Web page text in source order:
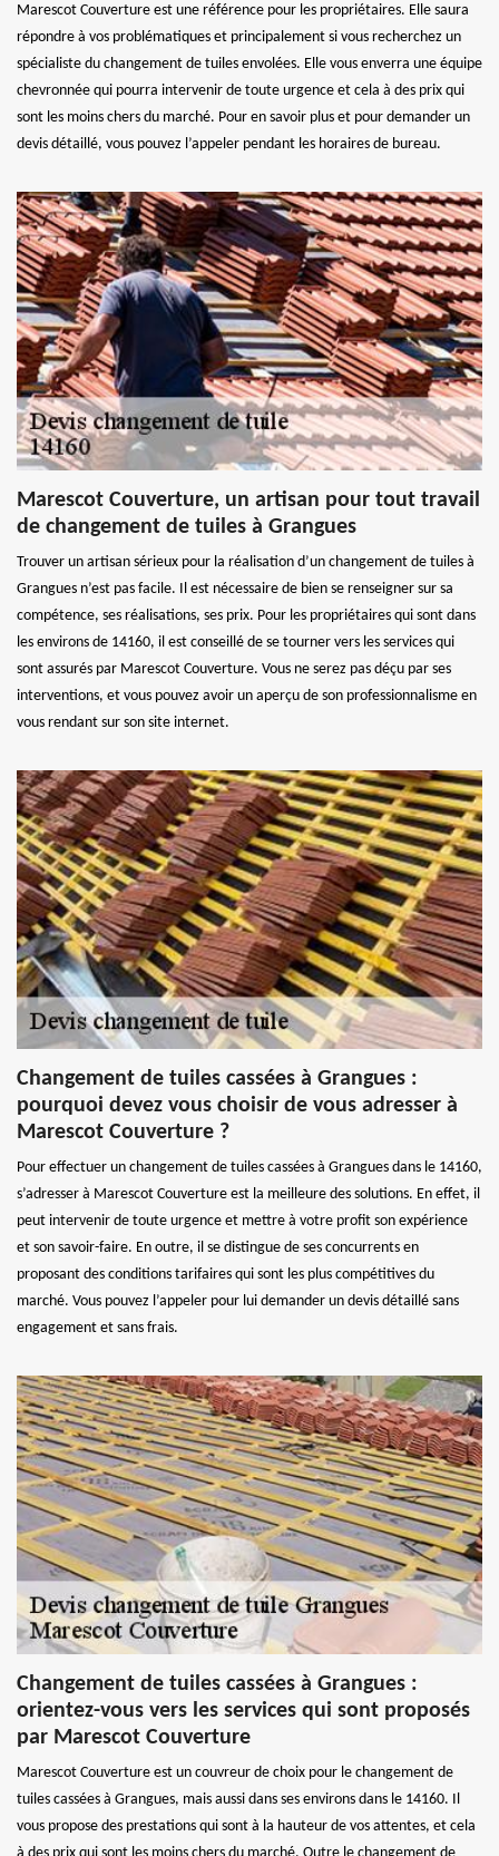
Marescot Couverture est une référence pour les propriétaires. Elle saura
répondre à vos problématiques et principalement si vous recherchez un
spécialiste du changement de tuiles envolées. Elle vous enverra une équipe
chevronnée qui pourra intervenir de toute urgence et cela à des prix qui
sont les moins chers du marché. Pour en savoir plus et pour demander un
devis détaillé, vous pouvez l’appeler pendant les horaires de bureau.
Marescot Couverture, un artisan pour tout travail
de changement de tuiles à Grangues
Trouver un artisan sérieux pour la réalisation d’un changement de tuiles à
Grangues n’est pas facile. Il est nécessaire de bien se renseigner sur sa
compétence, ses réalisations, ses prix. Pour les propriétaires qui sont dans
les environs de 14160, il est conseillé de se tourner vers les services qui
sont assurés par Marescot Couverture. Vous ne serez pas déçu par ses
interventions, et vous pouvez avoir un aperçu de son professionnalisme en
vous rendant sur son site internet.
Changement de tuiles cassées à Grangues :
pourquoi devez vous choisir de vous adresser à
Marescot Couverture ?
Pour effectuer un changement de tuiles cassées à Grangues dans le 14160,
s’adresser à Marescot Couverture est la meilleure des solutions. En effet, il
peut intervenir de toute urgence et mettre à votre profit son expérience
et son savoir-faire. En outre, il se distingue de ses concurrents en
proposant des conditions tarifaires qui sont les plus compétitives du
marché. Vous pouvez l’appeler pour lui demander un devis détaillé sans
engagement et sans frais.
Changement de tuiles cassées à Grangues :
orientez-vous vers les services qui sont proposés
par Marescot Couverture
Marescot Couverture est un couvreur de choix pour le changement de
tuiles cassées à Grangues, mais aussi dans ses environs dans le 14160. Il
vous propose des prestations qui sont à la hauteur de vos attentes, et cela